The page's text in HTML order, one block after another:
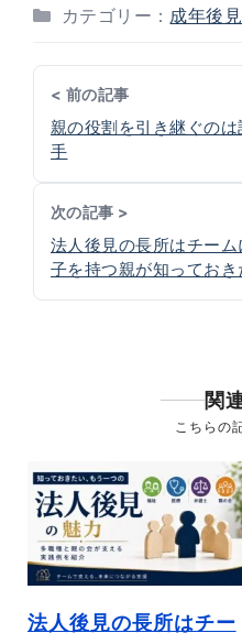
カテゴリー： 成年後見
< 前の記事
親の役割を引き継ぐの
手
次の記事 >
法人後見の長所はチー
子を持つ親が知ってお
関
こちらの
法人後見の長所はチー